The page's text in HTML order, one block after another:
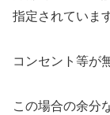
指定されていま
コンセント等が
この場合の余分